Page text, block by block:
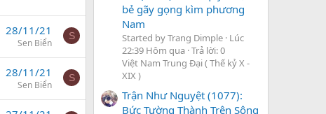
28/11/21
Sen Biển
S
28/11/21
Sen Biển
S
bẻ gãy gọng kìm phương
Nam
Started by Trang Dimple Lúc
22:39 Hôm qua Trả lời: 0
Việt Nam Trung Đại ( Thế kỷ X -
XIX )
Trận Như Nguyệt (1077):
Bức Tường Thành Trên Sông